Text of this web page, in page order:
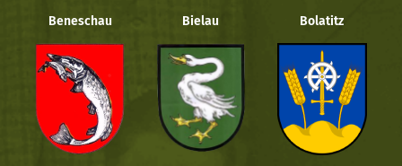
Beneschau Bielau Bolatitz